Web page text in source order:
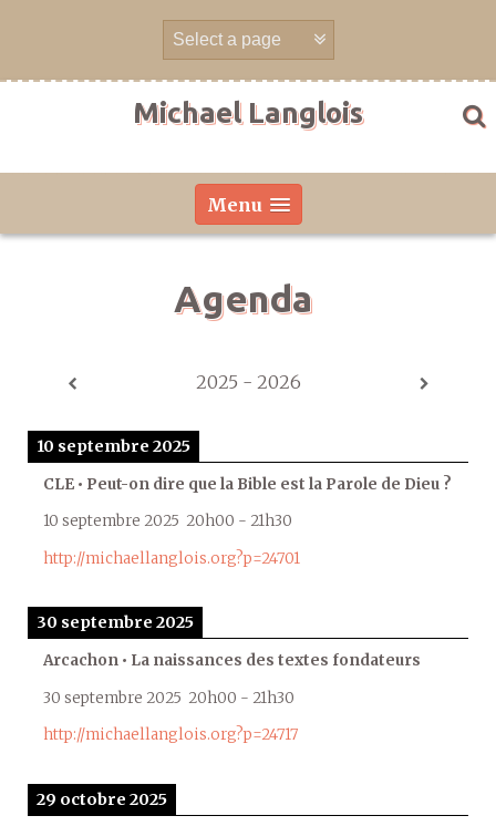
Michael Langlois
Menu
Agenda
2025 - 2026
10 septembre 2025
CLE • Peut-on dire que la Bible est la Parole de Dieu ?
10 septembre 2025 20h00 - 21h30
http://michaellanglois.org?p=24701
30 septembre 2025
Arcachon • La naissances des textes fondateurs
30 septembre 2025 20h00 - 21h30
http://michaellanglois.org?p=24717
29 octobre 2025